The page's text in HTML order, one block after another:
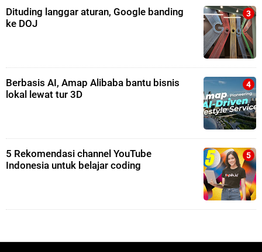
Dituding langgar aturan, Google banding
ke DOJ
Berbasis AI, Amap Alibaba bantu bisnis
lokal lewat tur 3D
5 Rekomendasi channel YouTube
Indonesia untuk belajar coding